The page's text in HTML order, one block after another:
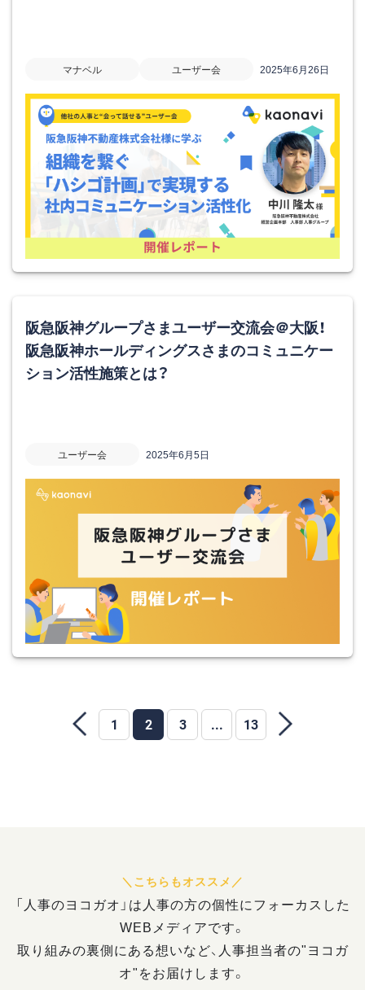
マナベル ユーザー会 2025年6月26日
阪急阪神グループさまユーザー交流会＠大阪！
阪急阪神ホールディングスさまのコミュニケー
ション活性施策とは？
ユーザー会 2025年6月5日
1 2 3 ... 13
「人事のヨコガオ」は人事の方の個性にフォーカスした
WEBメディアです。
取り組みの裏側にある想いなど、人事担当者の"ヨコガ
オ"をお届けします。